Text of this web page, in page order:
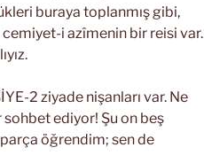
buraya toplanmış gibi,
i azîmenin bir reisi var.
2 ziyade nişanları var. Ne
ediyor! Şu on beş
öğrendim; sen de